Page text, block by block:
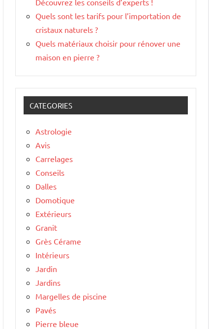
Quels sont les tarifs pour l’importation de
cristaux naturels ?
Quels matériaux choisir pour rénover une
maison en pierre ?
CATEGORIES
Astrologie
Avis
Carrelages
Conseils
Dalles
Domotique
Extérieurs
Granit
Grès Cérame
Intérieurs
Jardin
Jardins
Margelles de piscine
Pavés
Pierre bleue